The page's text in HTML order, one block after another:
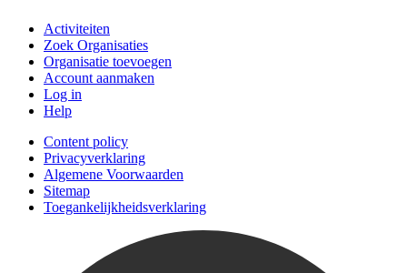
Activiteiten
Zoek Organisaties
Organisatie toevoegen
Account aanmaken
Log in
Help
Content policy
Privacyverklaring
Algemene Voorwaarden
Sitemap
Toegankelijkheidsverklaring